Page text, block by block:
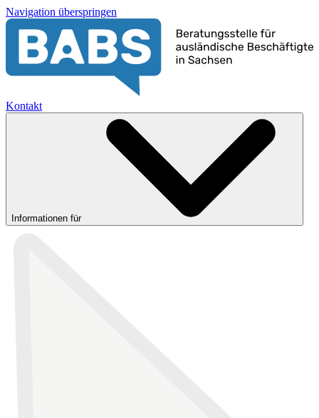
Navigation überspringen
Kontakt
Informationen für